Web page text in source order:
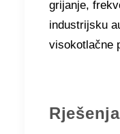
grijanje,
industrijsku
visokotlačne
Rješenja